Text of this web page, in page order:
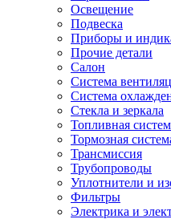
Освещение
Подвеска
Приборы и
Прочие детали
Салон
Система
Система
Стекла и зеркала
Топливная
Тормозная
Трансмиссия
Трубопроводы
Уплотнители и
Фильтры
Электрика и